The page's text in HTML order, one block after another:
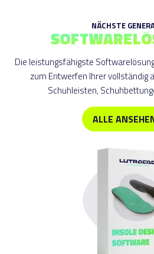
NÄCHSTE
Die leistungsfähigste
zum Entwerfen Ihrer vollständig
Schuhleisten,
ALLE